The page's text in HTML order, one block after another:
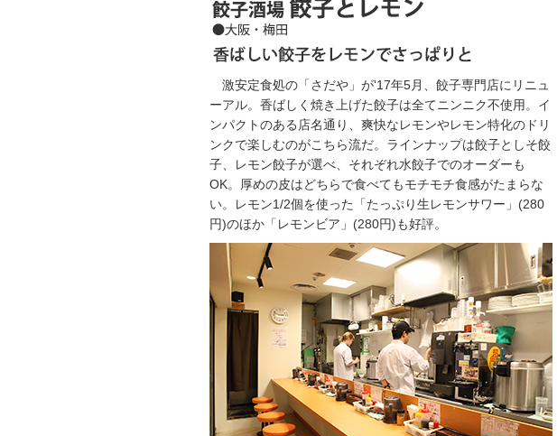
激安定食処の「さだや」が'17年5月、餃子専門店にリニュ
ーアル。香ばしく焼き上げた餃子は全てニンニク不使用。イ
ンパクトのある店名通り、爽快なレモンやレモン特化のドリ
ンクで楽しむのがこちら流だ。ラインナップは餃子としそ餃
子、レモン餃子が選べ、それぞれ水餃子でのオーダーも
OK。厚めの皮はどちらで食べてもモチモチ食感がたまらな
い。レモン1/2個を使った「たっぷり生レモンサワー」(280
円)のほか「レモンビア」(280円)も好評。